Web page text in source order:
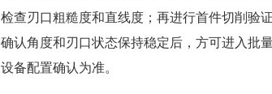
检查刃口粗糙度和直线度；再进行首件切削验
确认角度和刃口状态保持稳定后，方可进入批
设备配置确认为准。